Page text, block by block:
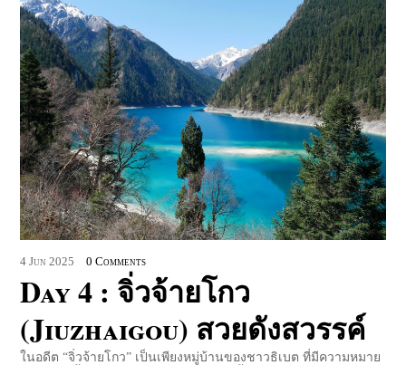
4 Jun 2025 0 Comments
Day 4 : จิ่วจ้ายโกว
(Jiuzhaigou) สวยดังสวรรค์
ในอดีต “จิ่วจ้ายโกว” เป็นเพียงหมู่บ้านของชาวธิเบต ที่มีความหมาย